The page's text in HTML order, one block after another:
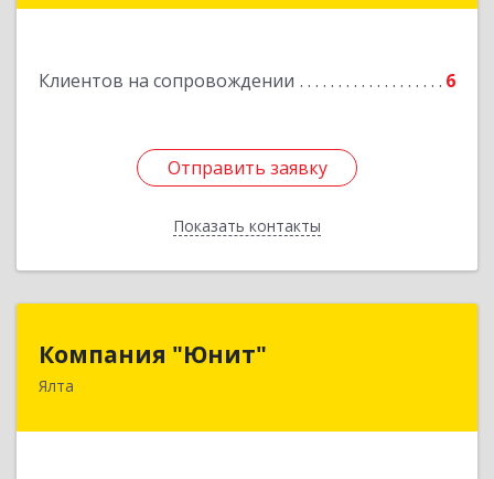
Клиентов на сопровождении 6
Отправить заявку
Показать контакты
Отправить заявку
Назад
Компания "Юнит"
Ялта
298600, Крым Респ, Ялта г, Васильева ул, дом №